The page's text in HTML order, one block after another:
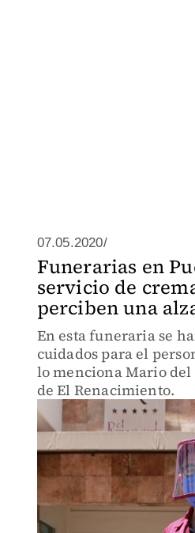
07.05.2020/
Funerarias en
servicio de
perciben una
En esta funeraria se
cuidados para el
lo menciona Mario
de El Renacimiento.